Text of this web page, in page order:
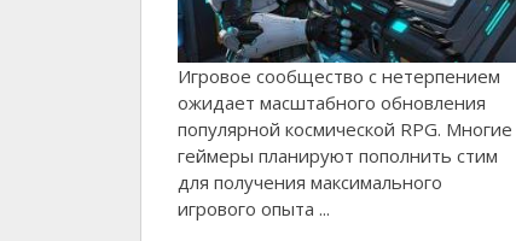
Игровое сообщество с нетерпением
ожидает масштабного обновления
популярной космической RPG. Многие
геймеры планируют пополнить стим
для получения максимального
игрового опыта ...